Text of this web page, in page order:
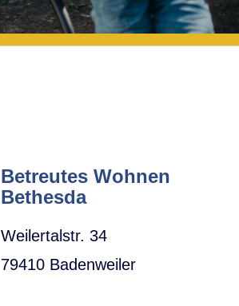
Betreutes Wohnen
Bethesda
Weilertalstr. 34
79410 Badenweiler